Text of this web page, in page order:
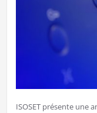
ISOSET présente une